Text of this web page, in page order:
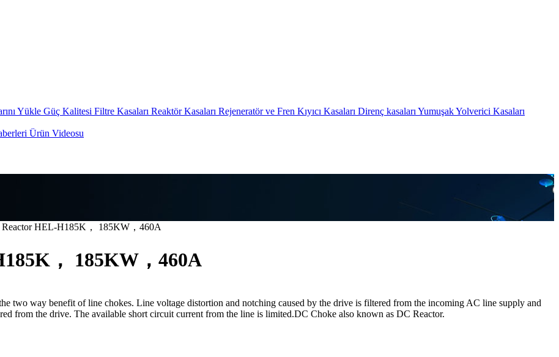
Yükle Güç Kalitesi Filtre Kasaları Reaktör Kasaları Rejeneratör ve Fren Kıyıcı Kasaları Direnç kasaları Yumuşak Yolverici Kasaları
Ürün Videosu
HEL-H185K， 185KW，460A
， 185KW，460A
two way benefit of line chokes. Line voltage distortion and notching caused by the drive is filtered from the incoming AC line supply and
from the drive. The available short circuit current from the line is limited.DC Choke also known as DC Reactor.